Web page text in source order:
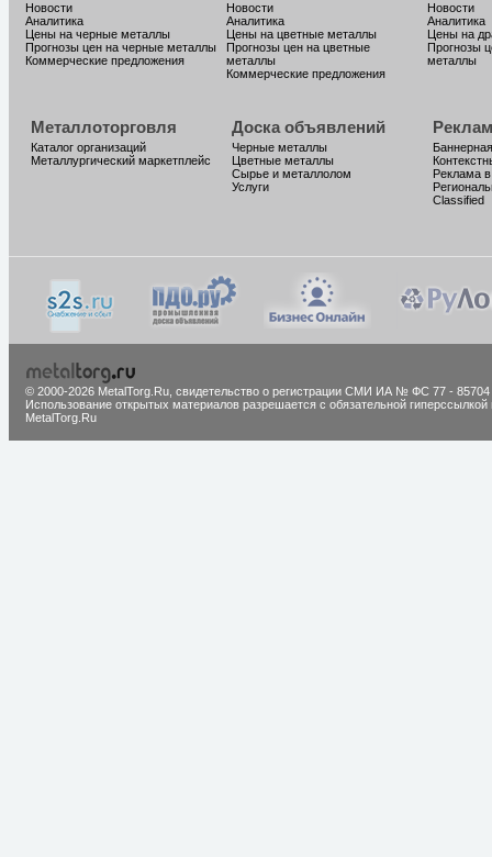
Новости
Аналитика
Цены на черные металлы
Прогнозы цен на черные металлы
Коммерческие предложения
Новости
Аналитика
Цены на цветные металлы
Прогнозы цен на цветные
металлы
Коммерческие предложения
Новости
Аналитика
Цены на
Прогнозы
металлы
Металлоторговля
Каталог организаций
Металлургический маркетплейс
Доска объявлений
Черные металлы
Цветные металлы
Сырье и металлолом
Услуги
Реклама
Classified
© 2000-2026 MetalTorg.Ru, cвидетельство о регистрации СМИ ИА № ФС 77 - 85704
Использование открытых материалов разрешается с обязательной гиперссылкой
MetalTorg.Ru